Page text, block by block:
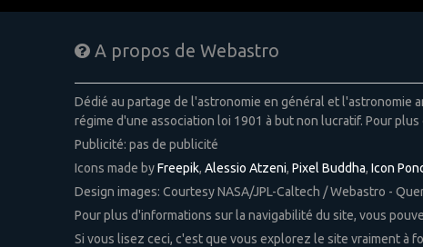
A propos de Webastro
Dédié au partage de l'astronomie en général et
régime d'une association loi 1901 à but non lucratif. Pour
Publicité: pas de publicité
Icons made byFreepik, Alessio Atzeni, Pixel Buddha, Icon
Design images: Courtesy NASA/JPL-Caltech / Webastro -
Pour plus d'informations sur la navigabilité du site, vous
Si vous lisez ceci, c'est que vous explorez le site vraiment à